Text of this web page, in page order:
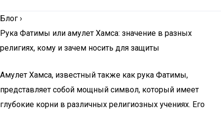
Блог ›
Рука Фатимы или амулет Хамса: значение в разных
религиях, кому и зачем носить для защиты
Амулет Хамса, известный также как рука Фатимы,
представляет собой мощный символ, который имеет
глубокие корни в различных религиозных учениях. Его